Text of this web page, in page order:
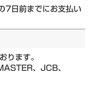
7日前までにお支払い
ります。
、JCB、